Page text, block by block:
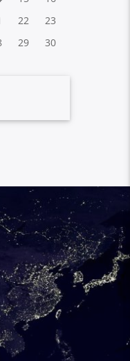
22
23
29
30